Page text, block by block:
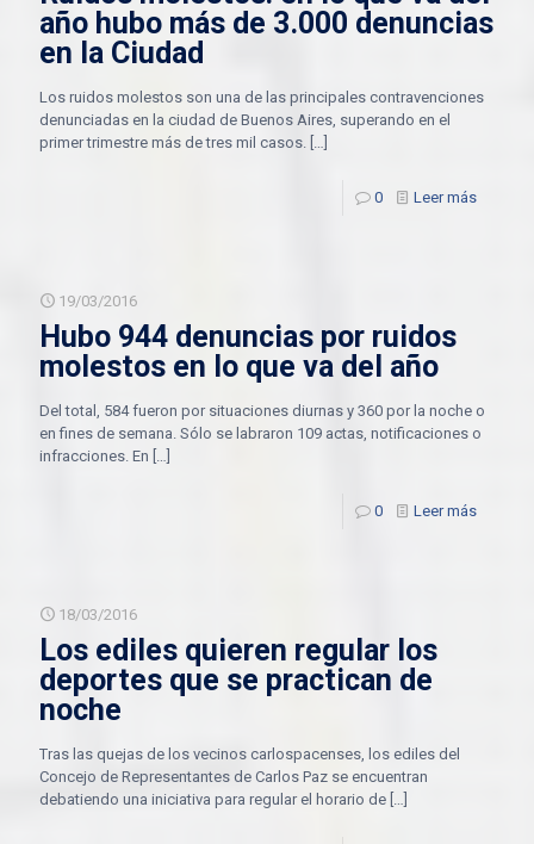
año hubo más de 3.000 denuncias
en la Ciudad
Los ruidos molestos son una de las principales contravenciones
denunciadas en la ciudad de Buenos Aires, superando en el
primer trimestre más de tres mil casos. […]
0 Leer más
19/03/2016
Hubo 944 denuncias por ruidos
molestos en lo que va del año
Del total, 584 fueron por situaciones diurnas y 360 por la noche o
en fines de semana. Sólo se labraron 109 actas, notificaciones o
infracciones. En […]
0 Leer más
18/03/2016
Los ediles quieren regular los
deportes que se practican de
noche
Tras las quejas de los vecinos carlospacenses, los ediles del
Concejo de Representantes de Carlos Paz se encuentran
debatiendo una iniciativa para regular el horario de […]